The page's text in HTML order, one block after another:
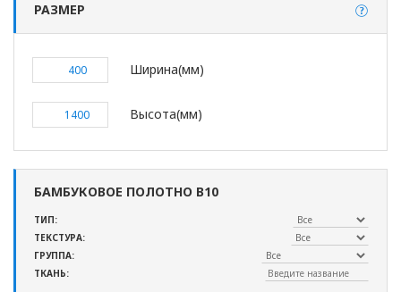
РАЗМЕР
Ширинa(мм)
Высота(мм)
БАМБУКОВОЕ ПОЛОТНО В10
ТИП:
ТЕКСТУРА:
ГРУППА:
ТКАНЬ: